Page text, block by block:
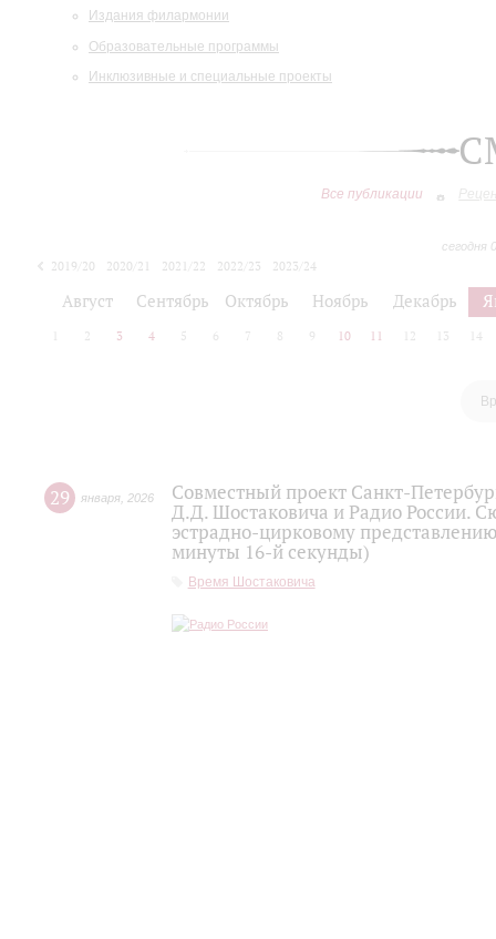
Издания филармонии
Образовательные программы
Инклюзивные и специальные проекты
Все публикации
сегодня
2019/20 2020/21 2021/22 2022/23
2023/24
Август Сентябрь Октябрь Ноябрь Декабрь
2 3 4 5 6 7 8 9 10 11 12 13 14
29 января 2026
Совместный проект Санкт-
Д.Д. Шостаковича и Радио России.
эстрадно-цирковому
минуты 16-й секунды)
Время Шостаковича